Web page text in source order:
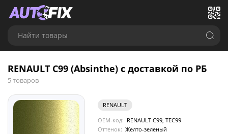
Найти товары
RENAULT C99 (Absinthe) с доставкой по РБ
5 товаров
RENAULT
OEM-код: RENAULT C99, TEC99
Оттенок: Желто-зеленый